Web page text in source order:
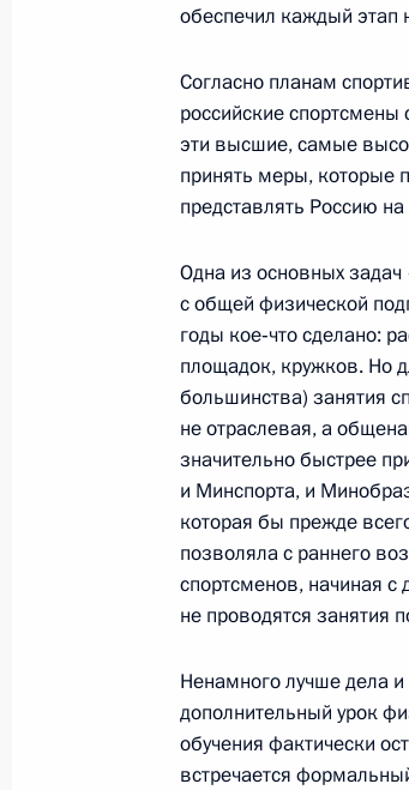
Посещение ледового
8 декабря 2012 года, 19:00
Совещание по
8 декабря 2012 года, 17:00
Заседание Совета по
6 ноября 2012 года, 17:20
Об исполнении
тренировочной базы
по футболу 2018 года
27 июля 2012 года, 16:50
обеспечил каждый этап
Согласно планам
российские
эти высшие, самые
принять меры, которые
представлять Россию
Одна из основных задач
с общей физической
годы кое‑что сделано:
площадок, кружков. Но
большинства) занятия
не отраслевая, а
значительно быстрее
и Минспорта, и
которая бы прежде
позволяла с раннего
спортсменов, начиная с
не проводятся занятия
Ненамного лучше дела
дополнительный урок
обучения фактически
встречается